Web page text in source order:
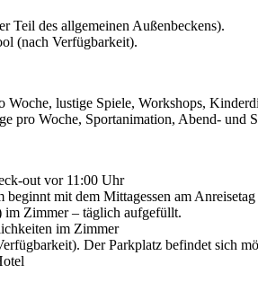
Teil des allgemeinen Außenbeckens).
(nach Verfügbarkeit).
Woche, lustige Spiele, Workshops,
pro Woche, Sportanimation, Abend- und
out vor 11:00 Uhr
mit dem Mittagessen am
im Zimmer – täglich aufgefüllt.
im Zimmer
Der Parkplatz befindet sich